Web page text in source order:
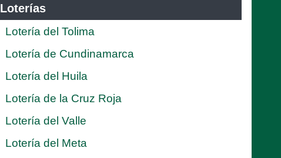
Loterías
Lotería del Tolima
Lotería de Cundinamarca
Lotería del Huila
Lotería de la Cruz Roja
Lotería del Valle
Lotería del Meta